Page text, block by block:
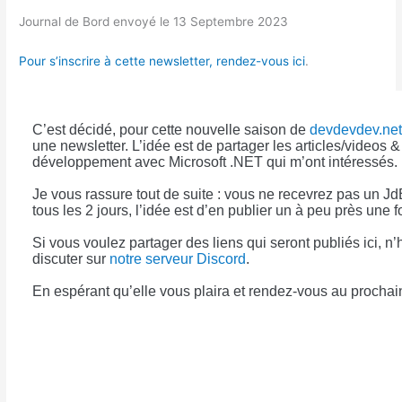
Journal de Bord envoyé le 13 Septembre 2023
Pour s’inscrire à cette newsletter, rendez-vous ici.
C’est décidé, pour cette nouvelle saison dedevdevdev.net
une newsletter. L’idée est de partager les articles/videos
développement avec Microsoft .NET qui m’ont intéressés.
Je vous rassure tout de suite : vous ne recevrez pas un
tous les 2 jours, l’idée est d’en publier un à peu près une
Si vous voulez partager des liens qui seront publiés ici,
discuter sur notre serveur Discord.
En espérant qu’elle vous plaira et rendez-vous au